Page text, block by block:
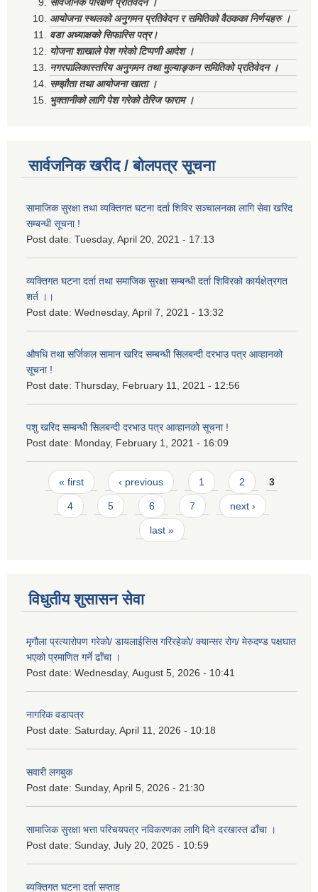
सार्वजनिक परिक्षण प्रतिवेदन ।
आयोजना स्थलको अनुगमन प्रतिवेदन र समितिको वैठकका निर्णयहरु ।
वडा अध्याक्षको सिफारिस पत्र।
योजना शाखाले पेश गरेको टिप्पणी आदेश ।
नगरपालिकास्तरिय अनुगमन तथा मुल्याङ्कन समितिको प्रतिवेदन ।
सम्झौता तथा आयोजना खाता ।
भुक्तानीको लागि पेश गरेको तेरिज फाराम ।
सार्वजनिक खरीद / बोलपत्र सूचना
सामाजिक सुरक्षा तथा व्यक्तिगत घटना दर्ता शिविर सञ्चालनका लागि सेवा खरिद
सम्बन्धी सूचना !
Post date: Tuesday, April 20, 2021 - 17:13
व्यक्तिगत घटना दर्ता तथा समाजिक सुरक्षा सम्बन्धी दर्ता शिविरको कार्यक्षेत्रगत
शर्त ।।
Post date: Wednesday, April 7, 2021 - 13:32
औषधि तथा सर्जिकल सामान खरिद सम्बन्धी सिलबन्दी दरभाउ पत्र आव्हानको
सूचना !
Post date: Thursday, February 11, 2021 - 12:56
पशु खरिद सम्बन्धी सिलबन्दी दरभाउ पत्र आव्हानको सूचना !
Post date: Monday, February 1, 2021 - 16:09
Pages
« first ‹ previous 1 2 3
4 5 6 7 next ›
last »
विधुतीय शुसासन सेवा
मृगौला प्रत्यारोपण गरेको/ डायलाईसिस गरिरहेको/ क्यान्सर रोग/ मेरुदण्ड पक्षघात
भएको प्रमाणित गर्ने ढाँचा ।
Post date: Wednesday, August 5, 2026 - 10:41
नागरिक वडापत्र
Post date: Saturday, April 11, 2026 - 10:18
सवारी लगबुक
Post date: Sunday, April 5, 2026 - 21:30
सामाजिक सुरक्षा भत्ता परिचयपत्र नविकरणका लागि दिने दरखास्त ढाँचा ।
Post date: Sunday, July 20, 2025 - 10:59
ब्यक्तिगत घटना दर्ता सप्ताह